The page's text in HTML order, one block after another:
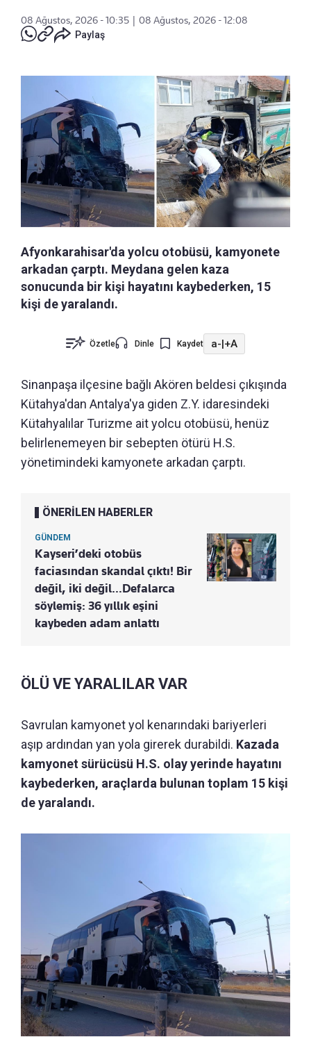
08 Ağustos, 2026 - 10:35
08 Ağustos, 2026 - 12:08
Paylaş
Afyonkarahisar'da yolcu otobüsü, kamyonete
arkadan çarptı. Meydana gelen kaza
sonucunda bir kişi hayatını kaybederken, 15
kişi de yaralandı.
Özetle Dinle Kaydet a-|+A
Sinanpaşa ilçesine bağlı Akören beldesi çıkışında
Kütahya'dan Antalya'ya giden Z.Y. idaresindeki
Kütahyalılar Turizme ait yolcu otobüsü, henüz
belirlenemeyen bir sebepten ötürü H.S.
yönetimindeki kamyonete arkadan çarptı.
ÖNERİLEN HABERLER
GÜNDEM
Kayseri’deki otobüs
faciasından skandal çıktı! Bir
değil, iki değil…Defalarca
söylemiş: 36 yıllık eşini
kaybeden adam anlattı
ÖLÜ VE YARALILAR VAR
Savrulan kamyonet yol kenarındaki bariyerleri
aşıp ardından yan yola girerek durabildi. Kazada
kamyonet sürücüsü H.S. olay yerinde hayatını
kaybederken, araçlarda bulunan toplam 15 kişi
de yaralandı.